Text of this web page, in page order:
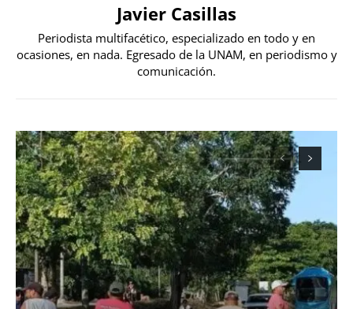
Javier Casillas
Periodista multifacético, especializado en todo y en
ocasiones, en nada. Egresado de la UNAM, en periodismo y
comunicación.